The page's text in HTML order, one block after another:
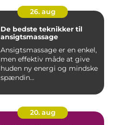
26. aug
De bedste teknikker til
ansigtsmassage
Ansigtsmassage er en enkel,
men effektiv måde at give
huden ny energi og mindske
spændin...
20. aug